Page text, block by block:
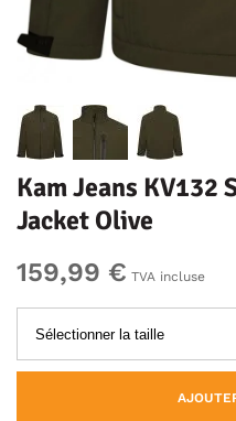
Kam Jeans KV132
Jacket Olive
159,99 € TVA incluse